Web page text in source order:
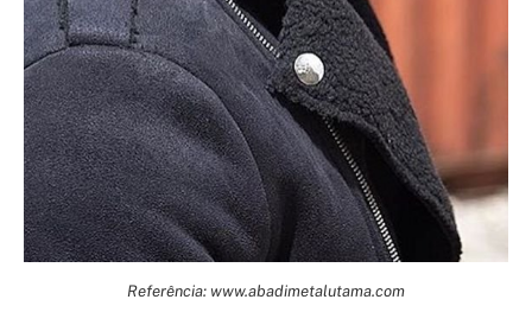
Referência: www.abadimetalutama.com